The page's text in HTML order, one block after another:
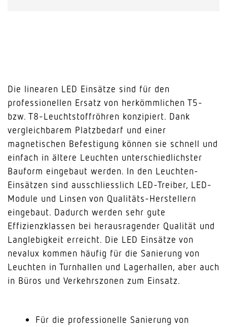
Die linearen LED Einsätze sind für den
professionellen Ersatz von herkömmlichen T5-
bzw. T8-Leuchtstoffröhren konzipiert. Dank
vergleichbarem Platzbedarf und einer
magnetischen Befestigung können sie schnell und
einfach in ältere Leuchten unterschiedlichster
Bauform eingebaut werden. In den Leuchten-
Einsätzen sind ausschliesslich LED-Treiber, LED-
Module und Linsen von Qualitäts-Herstellern
eingebaut. Dadurch werden sehr gute
Effizienzklassen bei herausragender Qualität und
Langlebigkeit erreicht. Die LED Einsätze von
nevalux kommen häufig für die Sanierung von
Leuchten in Turnhallen und Lagerhallen, aber auch
in Büros und Verkehrszonen zum Einsatz.
Für die professionelle Sanierung von